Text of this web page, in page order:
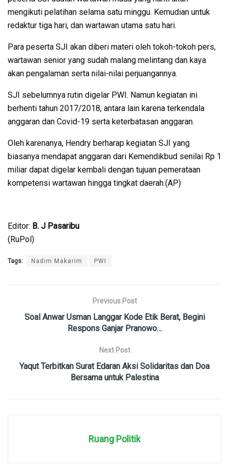
mengikuti pelatihan selama satu minggu. Kemudian untuk
redaktur tiga hari, dan wartawan utama satu hari.
Para peserta SJI akan diberi materi oleh tokoh-tokoh pers,
wartawan senior yang sudah malang melintang dan kaya
akan pengalaman serta nilai-nilai perjuangannya.
SJI sebelumnya rutin digelar PWI. Namun kegiatan ini
berhenti tahun 2017/2018, antara lain karena terkendala
anggaran dan Covid-19 serta keterbatasan anggaran.
Oleh karenanya, Hendry berharap kegiatan SJI yang
biasanya mendapat anggaran dari Kemendikbud senilai Rp 1
miliar dapat digelar kembali dengan tujuan pemerataan
kompetensi wartawan hingga tingkat daerah.(AP)
Editor: B. J Pasaribu
(RuPol)
Tags: Nadim Makarim PWI
Previous Post
Soal Anwar Usman Langgar Kode Etik Berat, Begini
Respons Ganjar Pranowo…
Next Post
Yaqut Terbitkan Surat Edaran Aksi Solidaritas dan Doa
Bersama untuk Palestina
Ruang Politik